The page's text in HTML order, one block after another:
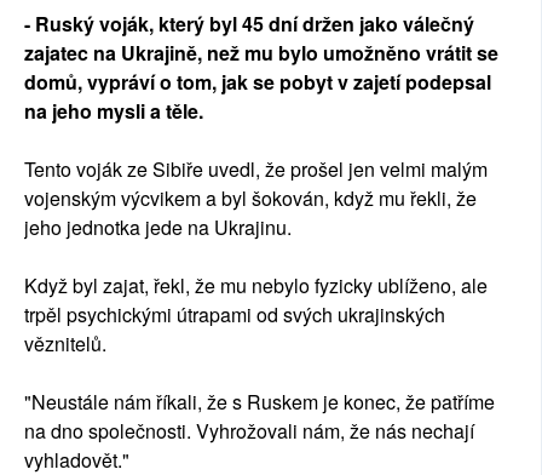
- Ruský voják, který byl 45 dní držen jako válečný
zajatec na Ukrajině, než mu bylo umožněno vrátit se
domů, vypráví o tom, jak se pobyt v zajetí podepsal
na jeho mysli a těle.
Tento voják ze Sibiře uvedl, že prošel jen velmi malým
vojenským výcvikem a byl šokován, když mu řekli, že
jeho jednotka jede na Ukrajinu.
Když byl zajat, řekl, že mu nebylo fyzicky ublíženo, ale
trpěl psychickými útrapami od svých ukrajinských
věznitelů.
"Neustále nám říkali, že s Ruskem je konec, že patříme
na dno společnosti. Vyhrožovali nám, že nás nechají
vyhladovět."